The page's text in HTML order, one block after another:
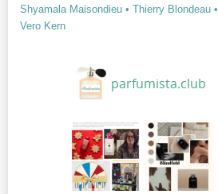
Shyamala Maisondieu • Thierry Blondeau
Vero Kern
parfumista.club